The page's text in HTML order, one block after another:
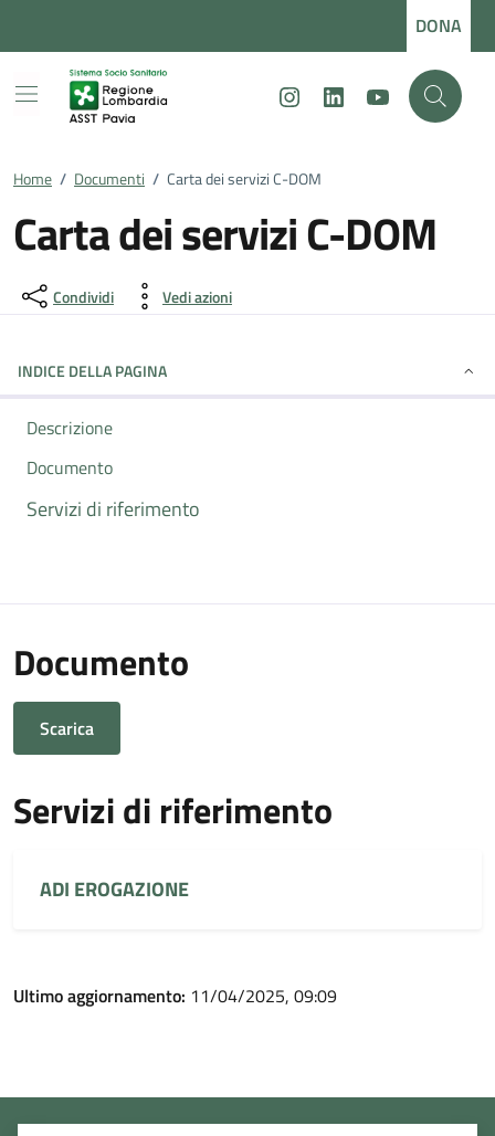
DONA
InstagramLinkedInYoutube
Home / Documenti / Carta dei servizi C-DOM
Carta dei servizi C-DOM
Dettagli del documento
Condividi Vedi azioni
INDICE DELLA PAGINA
Descrizione
Documento
Servizi di riferimento
Documento
Scarica
Servizi di riferimento
ADI EROGAZIONE
Ultimo aggiornamento: 11/04/2025, 09:09